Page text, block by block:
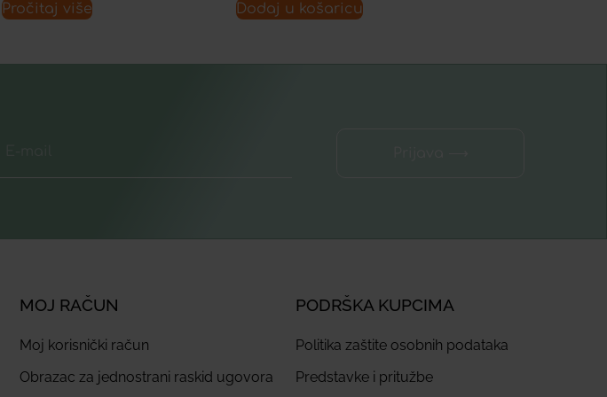
Pročitaj više Dodaj u košaricu
MOJ RAČUN
Moj korisnički račun
Obrazac za jednostrani raskid ugovora
PODRŠKA KUPCIMA
Politika zaštite osobnih podataka
Predstavke i pritužbe